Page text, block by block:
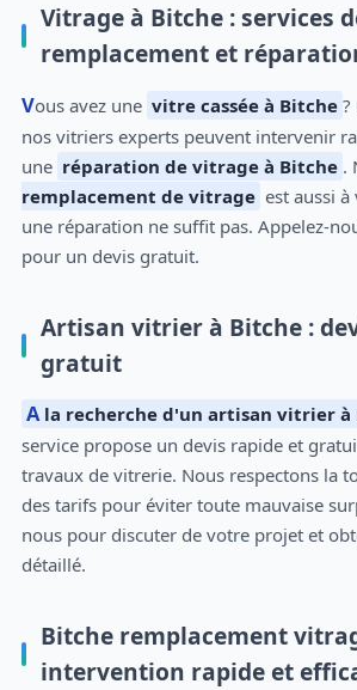
Vitrage à Bitche : services
remplacement et
Vous avez une vitre cassée à Bitche ?
nos vitriers experts peuvent intervenir
une réparation de vitrage à Bitche .
remplacement de vitrage est aussi
une réparation ne suffit pas. Appelez-
pour un devis gratuit.
Artisan vitrier à Bitche :
gratuit
A la recherche d'un artisan vitrier
service propose un devis rapide et
travaux de vitrerie. Nous respectons la
des tarifs pour éviter toute mauvaise
nous pour discuter de votre projet et
détaillé.
Bitche remplacement
intervention rapide et